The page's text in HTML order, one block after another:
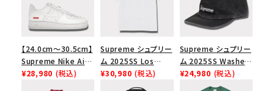
【24.0cm～30.5cm】
Supreme Nike Air
Force 1 Low シュプ
¥28,980 (税込)
Supreme シュプリー
ム 2025SS Los
Angeles Fire Relief
Box Logo Tee ファ
¥30,980 (税込)
Supreme シュプリー
ム 2025SS Washed
Chino Twill Camp
Cap ウォッシュチノツ
¥24,980 (税込)